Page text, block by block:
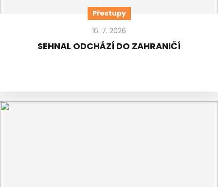
Přestupy
16. 7. 2026
SEHNAL ODCHÁZÍ DO ZAHRANIČÍ